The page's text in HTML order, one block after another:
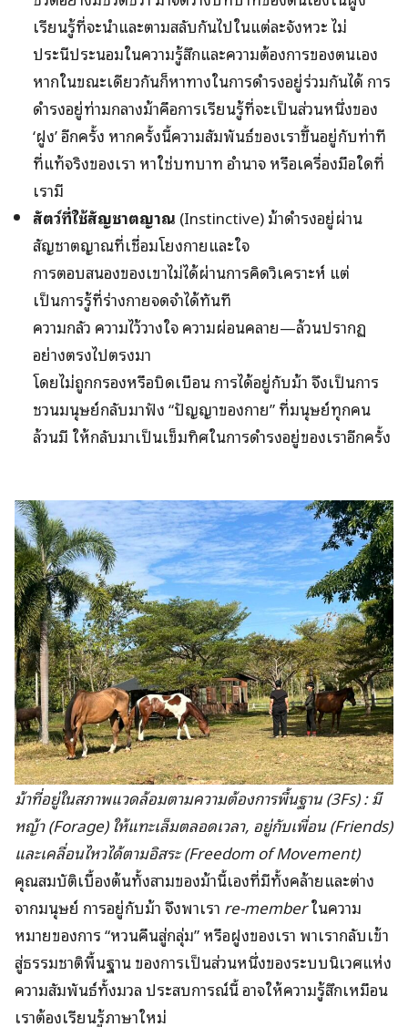
เรียนรู้ที่จะนำและตามสลับกันไปในแต่ละจังหวะ ไม่
ประนีประนอมในความรู้สึกและความต้องการของตนเอง
หากในขณะเดียวกันก็หาทางในการดำรงอยู่ร่วมกันได้ การ
ดำรงอยู่ท่ามกลางม้าคือการเรียนรู้ที่จะเป็นส่วนหนึ่งของ
‘ฝูง’ อีกครั้ง หากครั้งนี้ความสัมพันธ์ของเราขึ้นอยู่กับท่าที
ที่แท้จริงของเรา หาใช่บทบาท อำนาจ หรือเครื่องมือใดที่
เรามี
สัตว์ที่ใช้สัญชาตญาณ (Instinctive) ม้าดำรงอยู่ผ่าน
สัญชาตญาณที่เชื่อมโยงกายและใจ
การตอบสนองของเขาไม่ได้ผ่านการคิดวิเคราะห์ แต่
เป็นการรู้ที่ร่างกายจดจำได้ทันที
ความกลัว ความไว้วางใจ ความผ่อนคลาย—ล้วนปรากฏ
อย่างตรงไปตรงมา
โดยไม่ถูกกรองหรือบิดเบือน การได้อยู่กับม้า จึงเป็นการ
ชวนมนุษย์กลับมาฟัง “ปัญญาของกาย” ที่มนุษย์ทุกคน
ล้วนมี ให้กลับมาเป็นเข็มทิศในการดำรงอยู่ของเราอีกครั้ง
ม้าที่อยู่ในสภาพแวดล้อมตามความต้องการพื้นฐาน (3Fs) : มี
หญ้า (Forage) ให้แทะเล็มตลอดเวลา, อยู่กับเพื่อน (Friends)
และเคลื่อนไหวได้ตามอิสระ (Freedom of Movement)
คุณสมบัติเบื้องต้นทั้งสามของม้านี้เองที่มีทั้งคล้ายและต่าง
จากมนุษย์ การอยู่กับม้า จึงพาเรา re-memberในความ
หมายของการ “หวนคืนสู่กลุ่ม” หรือฝูงของเรา พาเรากลับเข้า
สู่ธรรมชาติพื้นฐาน ของการเป็นส่วนหนึ่งของระบบนิเวศแห่ง
ความสัมพันธ์ทั้งมวล ประสบการณ์นี้ อาจให้ความรู้สึกเหมือน
เราต้องเรียนรู้ภาษาใหม่